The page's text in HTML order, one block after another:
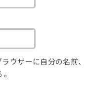
ウザーに自分の名前、